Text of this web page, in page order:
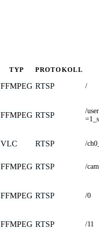
TYP PROTOKOLL
FFMPEG RTSP /
FFMPEG RTSP
/
VLC RTSP /
FFMPEG RTSP /
FFMPEG RTSP /0
FFMPEG RTSP /11